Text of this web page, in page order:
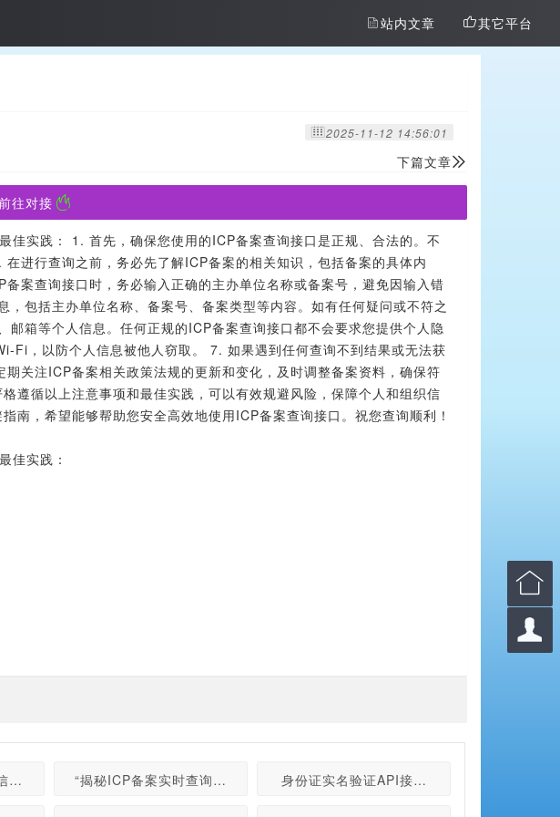
站内文章 其它平台
2025-11-12 14:56:01
下篇文章
往对接
佳实践： 1. 首先，确保您使用的ICP备案查询接口是正规、合法的。不
进行查询之前，务必先了解ICP备案的相关知识，包括备案的具体内
案查询接口时，务必输入正确的主办单位名称或备案号，避免因输入错
包括主办单位名称、备案号、备案类型等内容。如有任何疑问或不符之
箱等个人信息。任何正规的ICP备案查询接口都不会要求您提供个人隐
Fi，以防个人信息被他人窃取。 7. 如果遇到任何查询不到结果或无法获
关注ICP备案相关政策法规的更新和变化，及时调整备案资料，确保符
遵循以上注意事项和最佳实践，可以有效规避风险，保障个人和组织信
，希望能够帮助您安全高效地使用ICP备案查询接口。祝您查询顺利！
佳实践：
找自己名下的车辆信息
息检验API接口，发现隐藏在数据中的问题
“揭秘ICP备案实时查询API接口的神秘面纱”身份证实名验证API接口：免费在线身份证号

